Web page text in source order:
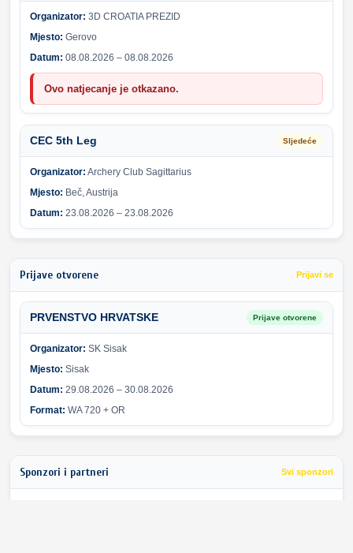
Organizator: 3D CROATIA PREZID
Mjesto: Gerovo
Datum: 08.08.2026 – 08.08.2026
Ovo natjecanje je otkazano.
CEC 5th Leg Sljedeće
Organizator: Archery Club Sagittarius
Mjesto: Beč, Austrija
Datum: 23.08.2026 – 23.08.2026
Prijave otvorene Prijavi se
PRVENSTVO HRVATSKE Prijave otvorene
Organizator: SK Sisak
Mjesto: Sisak
Datum: 29.08.2026 – 30.08.2026
Format: WA 720 + OR
Sponzori i partneri Svi sponzori